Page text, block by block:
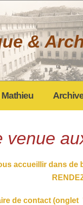
&
venue
accueillir dans de
de contact (onglet